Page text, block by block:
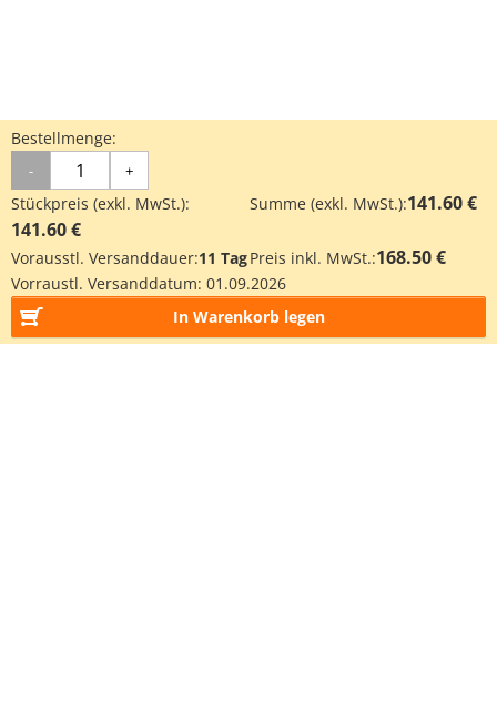
Bestellmenge:
- +
Stückpreis (exkl. MwSt.):
141.60 €
Summe (exkl. MwSt.):141.60 €
Vorausstl. Versanddauer:11 TagPreis inkl. MwSt.:168.50 €
Vorraustl. Versanddatum: 01.09.2026
In Warenkorb legen